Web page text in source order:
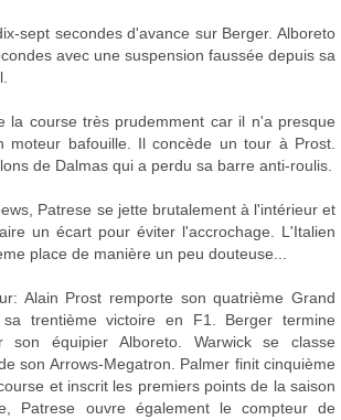
sept secondes d'avance sur Berger. Alboreto
avec une suspension faussée depuis sa
la course très prudemment car il n'a presque
moteur bafouille. Il concède un tour à Prost.
de Dalmas qui a perdu sa barre anti-roulis.
Patrese se jette brutalement à l'intérieur et
un écart pour éviter l'accrochage. L'Italien
place de manière un peu douteuse...
Alain Prost remporte son quatrième Grand
trentième victoire en F1. Berger termine
son équipier Alboreto. Warwick se classe
son Arrows-Megatron. Palmer finit cinquième
et inscrit les premiers points de la saison
Patrese ouvre également le compteur de